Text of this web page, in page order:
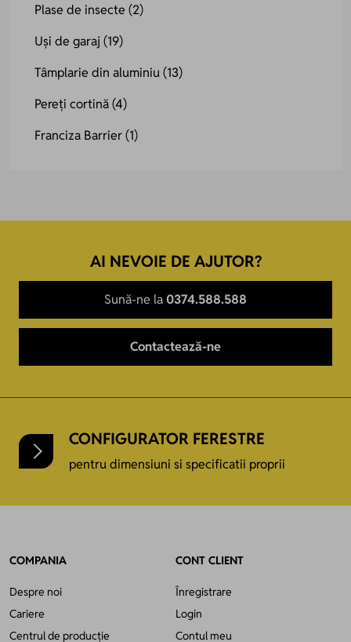
Plase de insecte (2)
Uși de garaj(19)
Tâmplarie din aluminiu(13)
Pereți cortină(4)
Franciza Barrier(1)
AI NEVOIE DE AJUTOR?
Sună-ne la 0374.588.588
Contactează-ne
CONFIGURATOR FERESTRE
pentru dimensiuni si specificatii proprii
COMPANIA
Despre noi
Cariere
Centrul de producție
CONT CLIENT
Înregistrare
Login
Contul meu